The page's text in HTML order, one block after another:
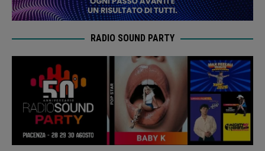
RADIO SOUND PARTY